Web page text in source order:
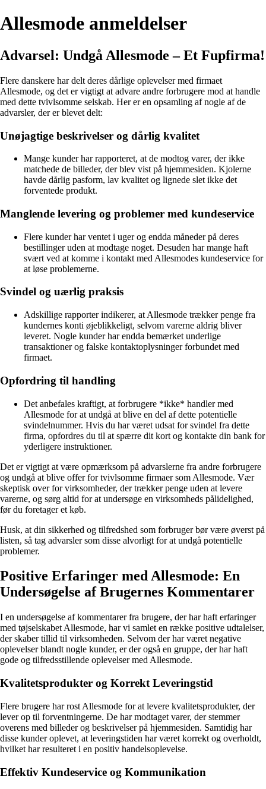
Allesmode anmeldelser
Advarsel: Undgå Allesmode – Et Fupfirma!
Flere danskere har delt deres dårlige oplevelser med firmaet
Allesmode, og det er vigtigt at advare andre forbrugere mod at handle
med dette tvivlsomme selskab. Her er en opsamling af nogle af de
advarsler, der er blevet delt:
Unøjagtige beskrivelser og dårlig kvalitet
Mange kunder har rapporteret, at de modtog varer, der ikke
matchede de billeder, der blev vist på hjemmesiden. Kjolerne
havde dårlig pasform, lav kvalitet og lignede slet ikke det
forventede produkt.
Manglende levering og problemer med kundeservice
Flere kunder har ventet i uger og endda måneder på deres
bestillinger uden at modtage noget. Desuden har mange haft
svært ved at komme i kontakt med Allesmodes kundeservice for
at løse problemerne.
Svindel og uærlig praksis
Adskillige rapporter indikerer, at Allesmode trækker penge fra
kundernes konti øjeblikkeligt, selvom varerne aldrig bliver
leveret. Nogle kunder har endda bemærket underlige
transaktioner og falske kontaktoplysninger forbundet med
firmaet.
Opfordring til handling
Det anbefales kraftigt, at forbrugere *ikke* handler med
Allesmode for at undgå at blive en del af dette potentielle
svindelnummer. Hvis du har været udsat for svindel fra dette
firma, opfordres du til at spærre dit kort og kontakte din bank for
yderligere instruktioner.
Det er vigtigt at være opmærksom på advarslerne fra andre forbrugere
og undgå at blive offer for tvivlsomme firmaer som Allesmode. Vær
skeptisk over for virksomheder, der trækker penge uden at levere
varerne, og sørg altid for at undersøge en virksomheds pålidelighed,
før du foretager et køb.
Husk, at din sikkerhed og tilfredshed som forbruger bør være øverst på
listen, så tag advarsler som disse alvorligt for at undgå potentielle
problemer.
Positive Erfaringer med Allesmode: En
Undersøgelse af Brugernes Kommentarer
I en undersøgelse af kommentarer fra brugere, der har haft erfaringer
med tøjselskabet Allesmode, har vi samlet en række positive udtalelser,
der skaber tillid til virksomheden. Selvom der har været negative
oplevelser blandt nogle kunder, er der også en gruppe, der har haft
gode og tilfredsstillende oplevelser med Allesmode.
Kvalitetsprodukter og Korrekt Leveringstid
Flere brugere har rost Allesmode for at levere kvalitetsprodukter, der
lever op til forventningerne. De har modtaget varer, der stemmer
overens med billeder og beskrivelser på hjemmesiden. Samtidig har
disse kunder oplevet, at leveringstiden har været korrekt og overholdt,
hvilket har resulteret i en positiv handelsoplevelse.
Effektiv Kundeservice og Kommunikation